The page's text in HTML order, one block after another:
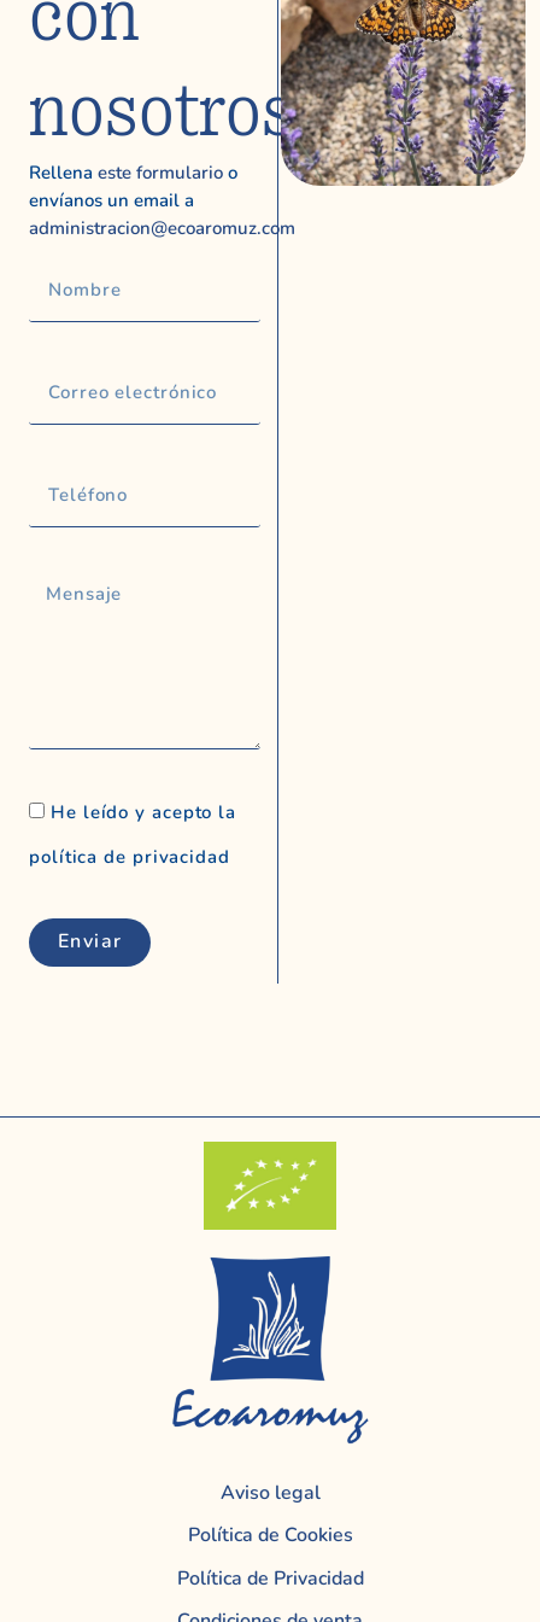
nosotros
Rellena este formulario o
envíanos un email a
administracion@ecoaromuz.com
He leído y acepto la
política de privacidad
Enviar
Aviso legal
Política de Cookies
Política de Privacidad